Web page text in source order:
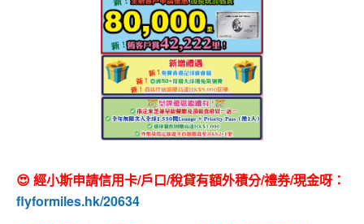
😍 經小斯申請信用卡/戶口/稅貸有額外積分/禮券/現金呀：
flyformiles.hk/20634